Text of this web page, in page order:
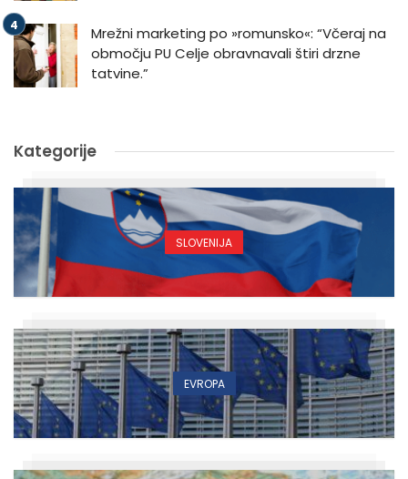
Mrežni marketing po »romunsko«: “Včeraj na
območju PU Celje obravnavali štiri drzne
tatvine.”
Kategorije
SLOVENIJA
EVROPA